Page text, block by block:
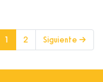
1 (current)
2 Siguiente →